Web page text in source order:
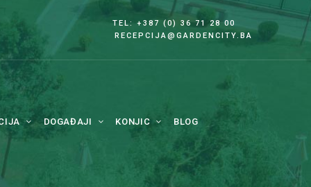
TEL: +387 (0) 36 71 28 00
RECEPCIJA@GARDENCITY.BA
DOGAĐAJI KONJIC BLOG